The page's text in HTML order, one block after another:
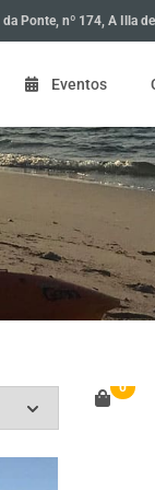
da Ponte, nº 174, A Illa
Arousa: paseo en
Arousa: Gyncana en
un pueblo
en A Illa de Arousa
niños
Eventos
0